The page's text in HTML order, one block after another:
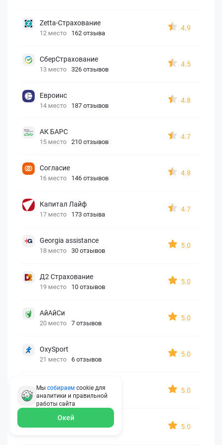
Zetta-Страхование
12 место 162 отзыва
4.9
СберСтрахование
13 место 326 отзывов
4.5
Евроинс
14 место 187 отзывов
4.8
АК БАРС
15 место 210 отзывов
4.7
Согласие
16 место 146 отзывов
4.8
Капитал Лайф
17 место 173 отзыва
4.7
Georgia assistance
18 место 30 отзывов
5.0
Д2 Страхование
19 место 10 отзывов
5.0
АйАйСи
20 место 7 отзывов
5.0
OxySport
21 место 6 отзывов
5.0
ERGO AXA
22 место 2 отзыва
5.0
Oxy Travel Premium
5.0
Мы собираем cookie для
аналитики и правильной
работы сайта
Окей